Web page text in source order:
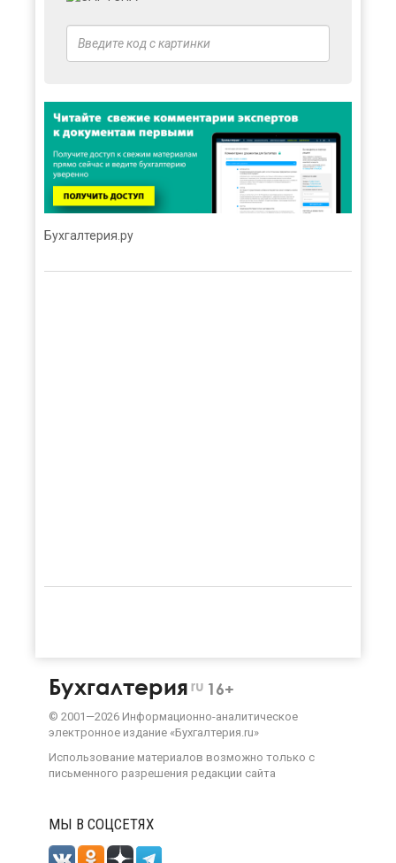
Бухгалтерия.ру
Бухгалтерия ru 16+
© 2001—2026 Информационно-аналитическое
электронное издание «Бухгалтерия.ru»
Использование материалов возможно только с
письменного разрешения редакции сайта
МЫ В СОЦСЕТЯХ